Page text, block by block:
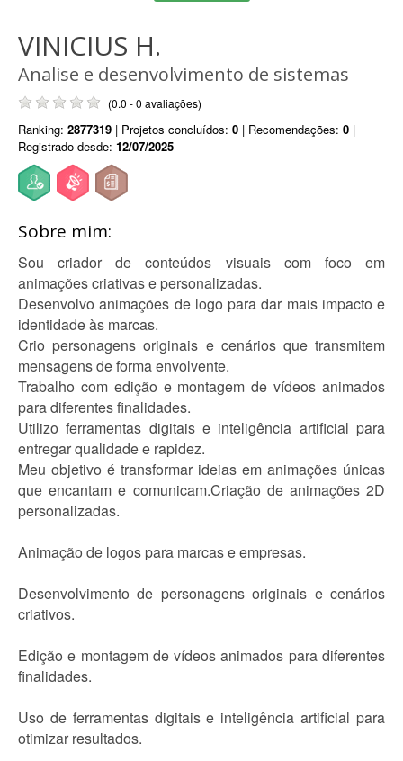
VINICIUS H.
Analise e desenvolvimento de sistemas
(0.0 - 0 avaliações)
Ranking: 2877319 | Projetos concluídos: 0 | Recomendações: 0 |
Registrado desde: 12/07/2025
Sobre mim:
Sou criador de conteúdos visuais com foco em
animações criativas e personalizadas.
Desenvolvo animações de logo para dar mais impacto e
identidade às marcas.
Crio personagens originais e cenários que transmitem
mensagens de forma envolvente.
Trabalho com edição e montagem de vídeos animados
para diferentes finalidades.
Utilizo ferramentas digitais e inteligência artificial para
entregar qualidade e rapidez.
Meu objetivo é transformar ideias em animações únicas
que encantam e comunicam.Criação de animações 2D
personalizadas.
Animação de logos para marcas e empresas.
Desenvolvimento de personagens originais e cenários
criativos.
Edição e montagem de vídeos animados para diferentes
finalidades.
Uso de ferramentas digitais e inteligência artificial para
otimizar resultados.